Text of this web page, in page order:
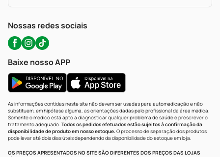
WhatsApp (47) 9202-1687
Nossas redes sociais
Baixe nosso APP
As informações contidas neste site não devem ser usadas para automedicação e não
substituem, em hipótese alguma, as orientações dadas pelo profissional da área médica.
Somente o médico está apto a diagnosticar qualquer problema de saúde e prescrever o
tratamento adequado. Todos os pedidos efetuados estão sujeitos à confirmação da
disponibilidade de produto em nosso estoque.O processo de separação dos produtos
pode levar até dois dias úteis dependendo da disponibilidade do estoque em loja.
OS PREÇOS APRESENTADOS NO SITE SÃO DIFERENTES DOS PREÇOS DAS LOJAS